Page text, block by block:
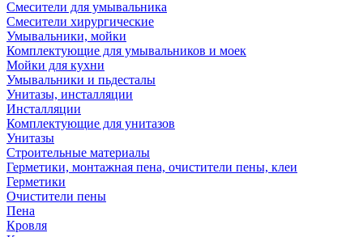
Смесители для умывальника
Смесители хирургические
Умывальники, мойки
Комплектующие для умывальников и моек
Мойки для кухни
Умывальники и пьдесталы
Унитазы, инсталляции
Инсталляции
Комплектующие для унитазов
Унитазы
Строительные материалы
Герметики, монтажная пена, очистители пены, клеи
Герметики
Очистители пены
Пена
Кровля